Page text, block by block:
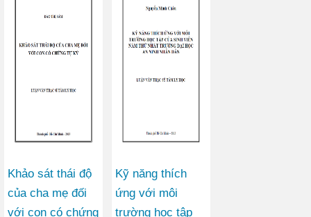
Khảo sát thái độ
của cha mẹ đối
với con có chứng
Kỹ năng thích
ứng với môi
trường học tập